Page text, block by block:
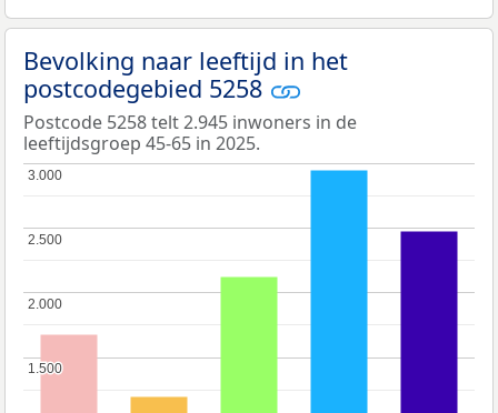
Bevolking naar leeftijd in het
postcodegebied 5258
Postcode 5258 telt 2.945 inwoners in de
leeftijdsgroep 45-65 in 2025.
1.500
1.500
2.000
2.000
2.500
2.500
3.000
3.000